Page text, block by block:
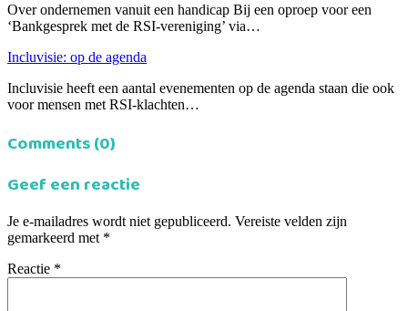
Over ondernemen vanuit een handicap Bij een oproep voor een
‘Bankgesprek met de RSI-vereniging’ via…
Incluvisie: op de agenda
Incluvisie heeft een aantal evenementen op de agenda staan die ook
voor mensen met RSI-klachten…
Comments (0)
Geef een reactie
Je e-mailadres wordt niet gepubliceerd. Vereiste velden zijn
gemarkeerd met *
Reactie *